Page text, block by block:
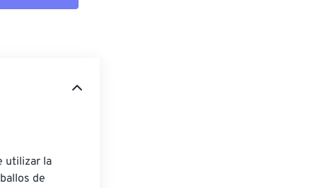
utilizar la
de